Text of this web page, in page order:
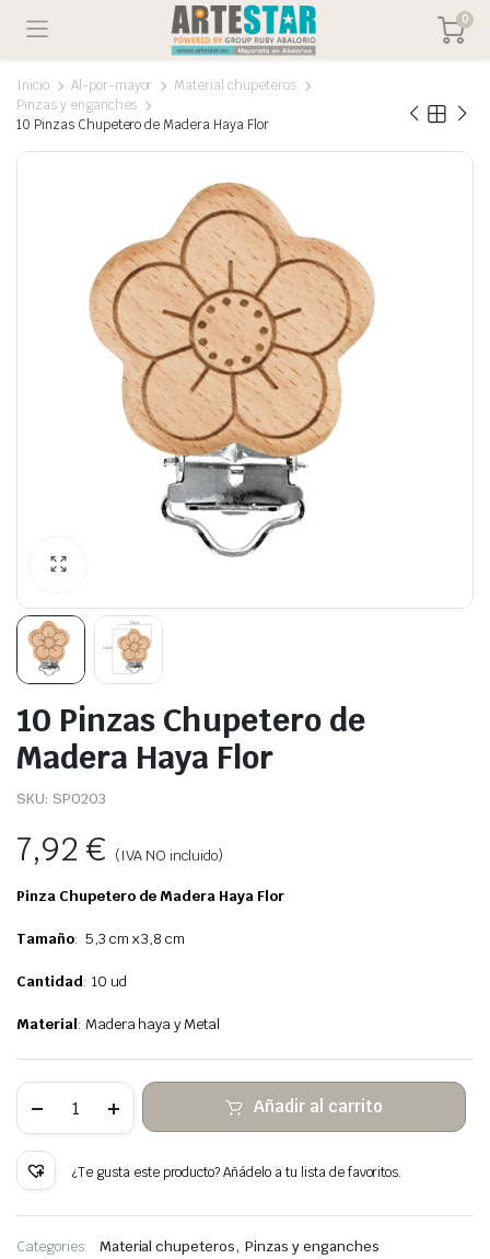
0
Inicio Al-por-mayor
Material chupeteros
Pinzas y enganches
10 Pinzas Chupetero de Madera Haya Flor
10 Pinzas Chupetero de
Madera Haya Flor
SKU: SP0203
7,92€ (IVA NO incluido)
Pinza Chupetero de Madera Haya Flor
Tamaño: 5,3 cm x 3,8 cm
Cantidad: 10 ud
Material: Madera haya y Metal
Pinzas
Chupetero
Madera
Haya
cantidad
Añadir al carrito
¿Te gusta este producto? Añádelo a tu lista de favoritos.
Categories: Material chupeteros,Pinzas y enganches